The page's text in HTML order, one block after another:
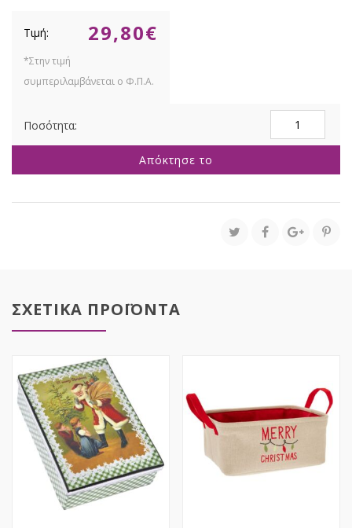
29,80€
ΧΡΥΣΕΣ
ΜΠΑΛΕΣ
Φ5ΕΚ
ποσότητα
Απόκτησε το
ΣΧΕΤΙΚΑ ΠΡΟΪΟΝΤΑ